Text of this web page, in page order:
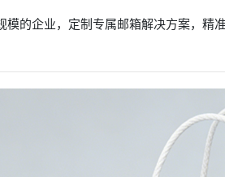
的企业，定制专属邮箱解决方案，